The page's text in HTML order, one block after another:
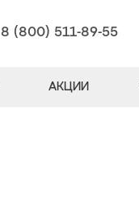
8 (800) 511-89-55
АКЦИИ